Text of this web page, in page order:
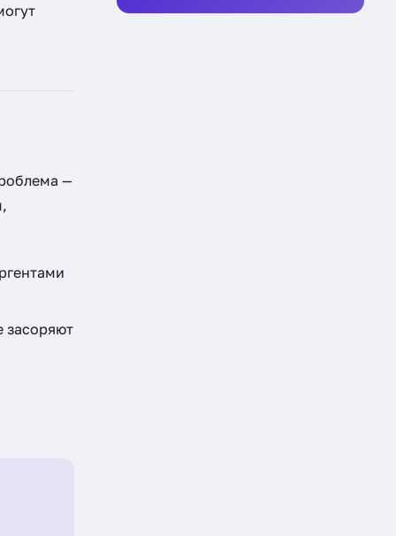
—
засоряют